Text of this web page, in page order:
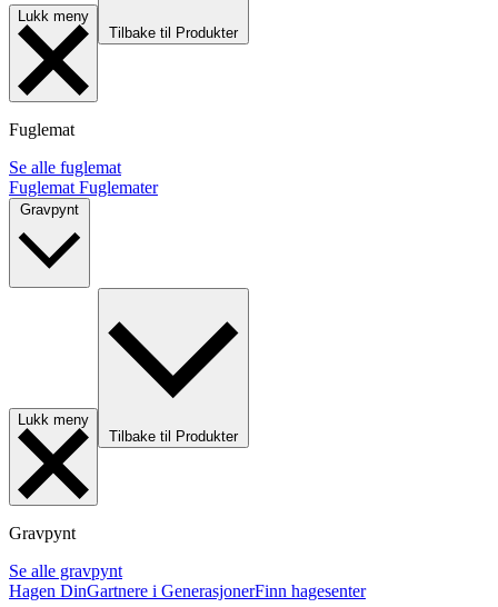
Lukk meny
Tilbake til Produkter
Fuglemat
Se alle fuglemat
Fuglemat Fuglemater
Lukk meny
Tilbake til Produkter
Gravpynt
Se alle gravpynt
Hagen DinGartnere i GenerasjonerFinn hagesenter